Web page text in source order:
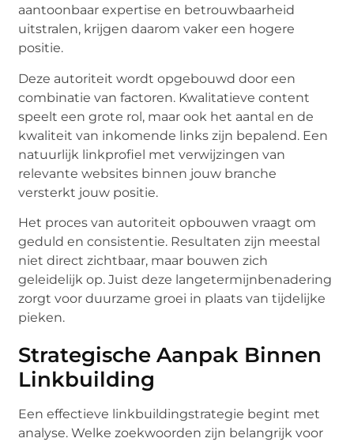
aantoonbaar expertise en betrouwbaarheid
uitstralen, krijgen daarom vaker een hogere
positie.
Deze autoriteit wordt opgebouwd door een
combinatie van factoren. Kwalitatieve content
speelt een grote rol, maar ook het aantal en de
kwaliteit van inkomende links zijn bepalend. Een
natuurlijk linkprofiel met verwijzingen van
relevante websites binnen jouw branche
versterkt jouw positie.
Het proces van autoriteit opbouwen vraagt om
geduld en consistentie. Resultaten zijn meestal
niet direct zichtbaar, maar bouwen zich
geleidelijk op. Juist deze langetermijnbenadering
zorgt voor duurzame groei in plaats van tijdelijke
pieken.
Strategische Aanpak Binnen
Linkbuilding
Een effectieve linkbuildingstrategie begint met
analyse. Welke zoekwoorden zijn belangrijk voor